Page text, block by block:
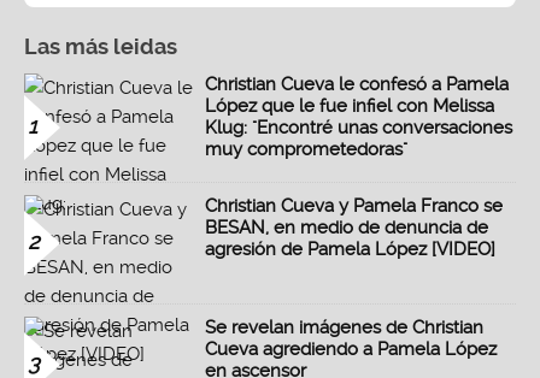
Las más leidas
1
Christian Cueva le confesó a Pamela
López que le fue infiel con Melissa
Klug: "Encontré unas conversaciones
muy comprometedoras"
2
Christian Cueva y Pamela Franco se
BESAN, en medio de denuncia de
agresión de Pamela López [VIDEO]
3
Se revelan imágenes de Christian
Cueva agrediendo a Pamela López
en ascensor